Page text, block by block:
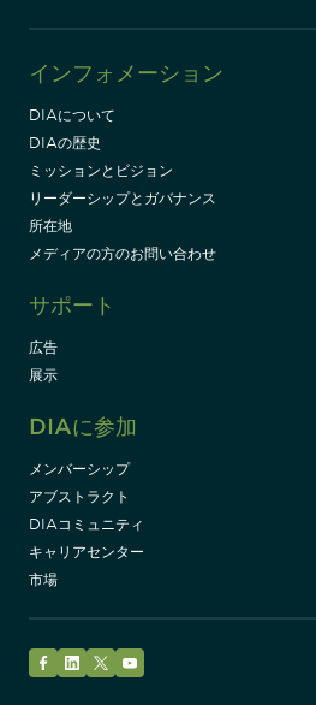
インフォメーション
DIAについて
DIAの歴史
ミッションとビジョン
リーダーシップとガバナンス
所在地
メディアの方のお問い合わせ
サポート
広告
展示
DIAに参加
メンバーシップ
アブストラクト
DIAコミュニティ
キャリアセンター
市場